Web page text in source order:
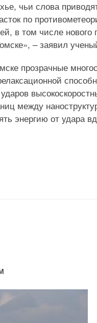
чьи слова
по
в том числе
– заявил
прозрачные
между
энергию от удара